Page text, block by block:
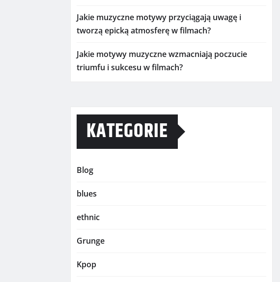
Jakie muzyczne motywy przyciągają uwagę i
tworzą epicką atmosferę w filmach?
Jakie motywy muzyczne wzmacniają poczucie
triumfu i sukcesu w filmach?
KATEGORIE
Blog
blues
ethnic
Grunge
Kpop